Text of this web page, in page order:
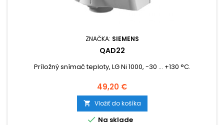
ZNAČKA: SIEMENS
QAD22
Príložný snímač teploty, LG Ni 1000, -30 ... +130 °C.
Cena
49,20 €
 Vložiť do košíka
 Na sklade